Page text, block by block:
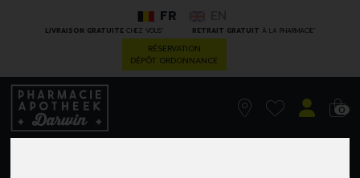
LIVRAISON GRATUITECHEZ VOUS* RETRAIT GRATUIT À LA PHARMACIE*
FR
RÉSERVATION
DÉPÔT ORDONNANCE
0